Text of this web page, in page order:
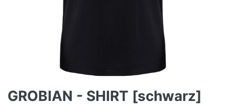
GROBIAN - SHIRT [schwarz]